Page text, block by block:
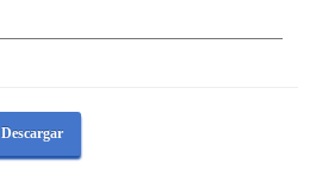
Descargar